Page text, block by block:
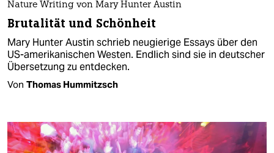
Nature Writing von Mary Hunter Austin
Brutalität und Schönheit
Mary Hunter Austin schrieb neugierige Essays über den
US-amerikanischen Westen. Endlich sind sie in deutscher
Übersetzung zu entdecken.
Von Thomas Hummitzsch